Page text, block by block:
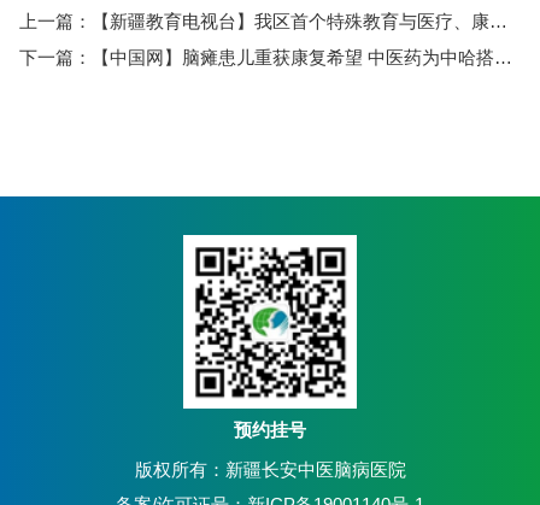
上一篇：
【新疆教育电视台】我区首个特殊教育与医疗、康复融合“产学研基地”挂牌
下一篇：
【中国网】脑瘫患儿重获康复希望 中医药为中哈搭建“健康桥梁”
预约挂号
版权所有：新疆长安中医脑病医院